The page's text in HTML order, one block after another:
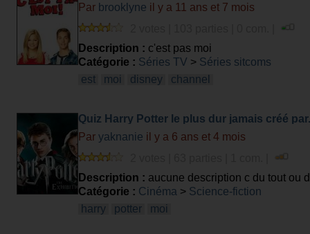
Par brooklyne il y a 11 ans et 7 mois
Description : c'est pas moi
Catégorie : Séries TV > Séries sitcoms
est
moi disney channel
Quiz Harry Potter le plus dur jamais créé
Par yaknanie il y a 6 ans et 4 mois
Description : aucune description c du tout ou
Catégorie : Cinéma > Science-fiction
harry
potter moi